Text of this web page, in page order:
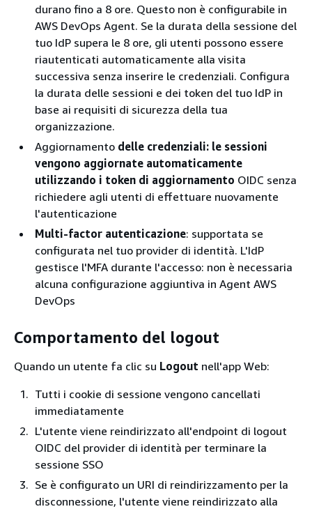
durano fino a 8 ore. Questo non è configurabile in
AWS DevOps Agent. Se la durata della sessione del
tuo IdP supera le 8 ore, gli utenti possono essere
riautenticati automaticamente alla visita
successiva senza inserire le credenziali. Configura
la durata delle sessioni e dei token del tuo IdP in
base ai requisiti di sicurezza della tua
organizzazione.
Aggiornamento delle credenziali: le sessioni
vengono aggiornate automaticamente
utilizzando i token di aggiornamento OIDC senza
richiedere agli utenti di effettuare nuovamente
l'autenticazione
Multi-factor autenticazione: supportata se
configurata nel tuo provider di identità. L'IdP
gestisce l'MFA durante l'accesso: non è necessaria
alcuna configurazione aggiuntiva in Agent AWS
DevOps
Comportamento del logout
Quando un utente fa clic su Logout nell'app Web:
Tutti i cookie di sessione vengono cancellati
immediatamente
L'utente viene reindirizzato all'endpoint di logout
OIDC del provider di identità per terminare la
sessione SSO
Se è configurato un URI di reindirizzamento per la
disconnessione, l'utente viene reindirizzato alla